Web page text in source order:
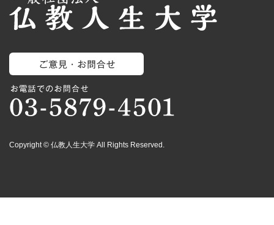
Copyright © 仏教人生大学 All Rights Reserved.